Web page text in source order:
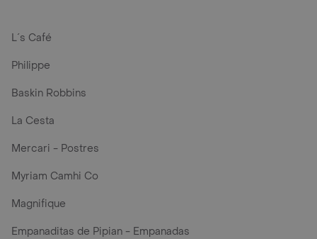
L´s Café
Philippe
Baskin Robbins
La Cesta
Mercari - Postres
Myriam Camhi Co
Magnifique
Empanaditas de Pipian - Empanadas